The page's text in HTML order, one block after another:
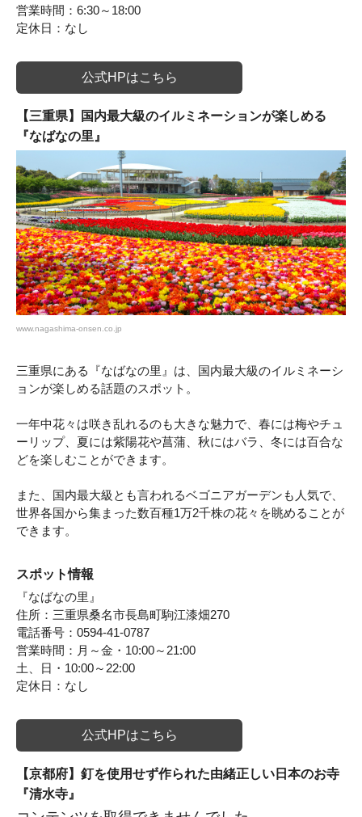
営業時間：6:30～18:00
定休日：なし
公式HPはこちら
【三重県】国内最大級のイルミネーションが楽しめる
『なばなの里』
www.nagashima-onsen.co.jp
三重県にある『なばなの里』は、国内最大級のイルミネーシ
ョンが楽しめる話題のスポット。
一年中花々は咲き乱れるのも大きな魅力で、春には梅やチュ
ーリップ、夏には紫陽花や菖蒲、秋にはバラ、冬には百合な
どを楽しむことができます。
また、国内最大級とも言われるベゴニアガーデンも人気で、
世界各国から集まった数百種1万2千株の花々を眺めることが
できます。
スポット情報
『なばなの里』
住所：三重県桑名市長島町駒江漆畑270
電話番号：0594-41-0787
営業時間：月～金・10:00～21:00
土、日・10:00～22:00
定休日：なし
公式HPはこちら
【京都府】釘を使用せず作られた由緒正しい日本のお寺
『清水寺』